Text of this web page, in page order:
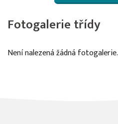
Fotogalerie třídy
Není nalezená žádná fotogalerie.